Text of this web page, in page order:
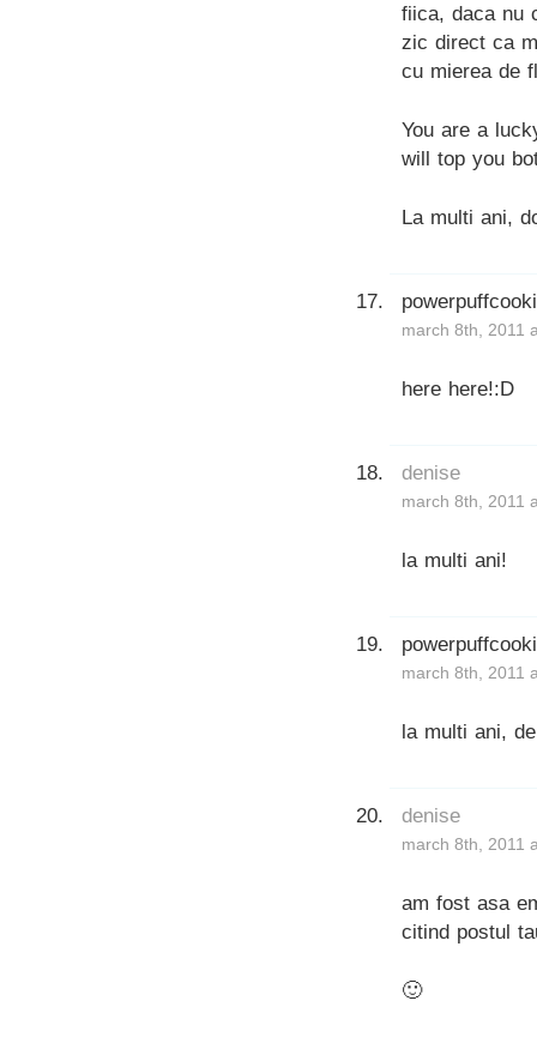
fiica, daca nu
zic direct ca
cu mierea de
You are a
will top you
La multi ani,
march 8th, 2011
here here!:D
denise
march 8th, 2011
la multi ani!
march 8th, 2011
la multi ani,
denise
march 8th, 2011
am fost asa
citind postul
🙂